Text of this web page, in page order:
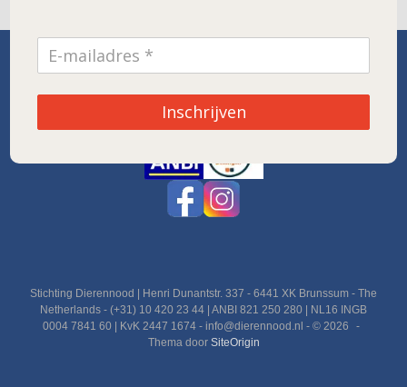
Stichting Dierennood | Henri Dunantstr. 337 - 6441 XK Brunssum - The
Netherlands - (+31) 10 420 23 44 | ANBI 821 250 280 | NL16 INGB
0004 7841 60 | KvK 2447 1674 - info@dierennood.nl - © 2026
Thema door SiteOrigin
Inschrijven